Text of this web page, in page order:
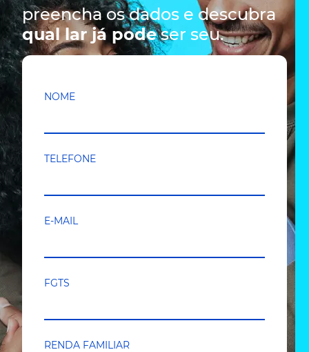
preencha os dados e descubra
qual lar já podeser seu.
NOME
TELEFONE
E-MAIL
FGTS
RENDA FAMILIAR